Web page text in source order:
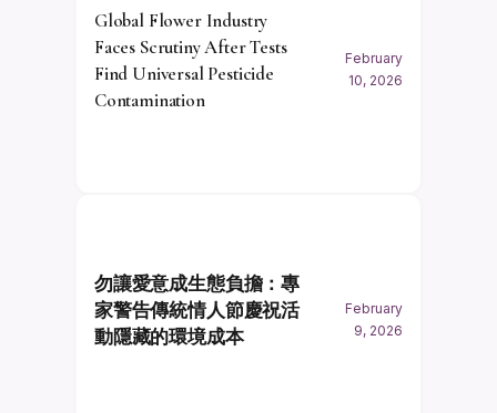
Global Flower Industry
Faces Scrutiny After Tests
Find Universal Pesticide
Contamination
February
10, 2026
勿讓愛意成生態負擔：專
家警告傳統情人節慶祝活
動隱藏的環境成本
February
9, 2026